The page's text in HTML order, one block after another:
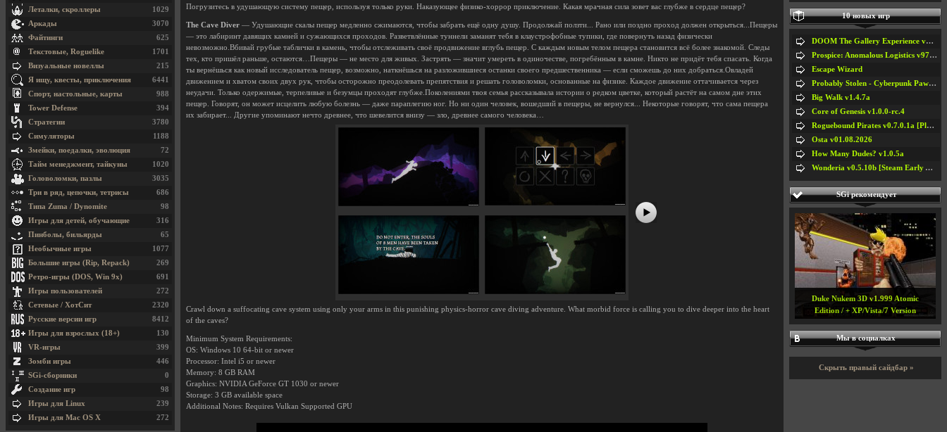
Погрузитесь в удушающую систему пещер, используя только руки. Наказующее физико-хоррор приключение. Какая мрачная сила зовет вас глубже в сердце пещер?
The Cave Diver — Удушающие скалы пещер медленно сжимаются, чтобы забрать ещё одну душу. Продолжай ползти... Рано или поздно проход должен открыться...Пещеры
— это лабиринт давящих камней и сужающихся проходов. Разветвлённые туннели заманят тебя в клаустрофобные тупики, где повернуть назад физически
невозможно.Вбивай грубые таблички в камень, чтобы отслеживать своё продвижение вглубь пещер. С каждым новым телом пещера становится всё более знакомой. Следы
тех, кто пришёл раньше, остаются…Пещеры — не место для живых. Застрять — значит умереть в одиночестве, погребённым в камне. Никто не придёт тебя спасать. Когда
ты вернёшься как новый исследователь пещер, возможно, наткнёшься на разложившиеся останки своего предшественника — если сможешь до них добраться.Овладей
движением и хватом своих двух рук, чтобы осторожно преодолевать препятствия и решать головоломки, основанные на физике. Каждое движение оттачивается через
неудачи. Только одержимые, терпеливые и безумцы проходят глубже.Поколениями твоя семья рассказывала истории о редком цветке, который растёт на самом дне этих
пещер. Говорят, он может исцелить любую болезнь — даже параплегию ног. Но ни один человек, вошедший в пещеры, не вернулся... Некоторые говорят, что сама пещера
их забирает... Другие упоминают нечто древнее, что шевелится внизу — зло, древнее самого человека…
#8
Crawl down a suffocating cave system using only your arms in this punishing physics-horror cave diving adventure. What morbid force is calling you to dive deeper into the heart
of the caves?
Minimum System Requirements:
OS: Windows 10 64-bit or newer
Processor: Intel i5 or newer
Memory: 8 GB RAM
Graphics: NVIDIA GeForce GT 1030 or newer
Storage: 3 GB available space
Additional Notes: Requires Vulkan Supported GPU
1029
Леталки, скроллеры
3070
Аркады
625
Файтинги
1701
Текстовые, Roguelike
215
Визуальные новеллы
6441
Я ищу, квесты, приключения
988
Спорт, настольные, карты
394
Tower Defense
3780
Стратегии
1188
Симуляторы
72
Змейки, поедалки, эволюция
1020
Тайм менеджмент, тайкуны
3035
Головоломки, пазлы
686
Три в ряд, цепочки, тетрисы
98
Типа Zuma / Dynomite
316
Игры для детей, обучающие
65
Пинболы, бильярды
1077
Необычные игры
269
Большие игры (Rip, Repack)
691
Ретро-игры (DOS, Win 9x)
272
Игры пользователей
2320
Сетевые / ХотСит
8412
Русские версии игр
130
Игры для взрослых (18+)
399
VR-игры
446
Зомби игры
0
SGi-сборники
98
Создание игр
239
Игры для Linux
272
Игры для Mac OS X
10 новых игр
DOOM The Gallery Experience v1.4.2
Prospice: Anomalous Logistics v97 [Playtest]
Escape Wizard
Probably Stolen - Cyberpunk Pawnshop Simulator v048c [Playtest]
Big Walk v1.4.7a
Core of Genesis v1.0.0-rc.4
Roguebound Pirates v0.7.0.1a [Playtest]
Osta v01.08.2026
How Many Dudes? v1.0.5a
Wonderia v0.5.10b [Steam Early Access]
SGi рекомендует
Duke Nukem 3D v1.999 Atomic
Edition / + XP/Vista/7 Version
Мы в социалках
Скрыть правый сайдбар »